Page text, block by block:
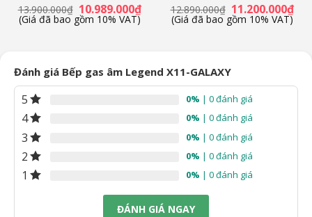
13.900.000₫ Giá
gốc
là:
10.989.000₫Giá
(Giá đã bao gồm 10% VAT)
12.890.000₫ Giá
gốc
là:
11.200.000₫Giá
(Giá đã bao gồm 10% VAT)
Đánh giá Bếp gas âm Legend X11-GALAXY
5 0% | 0 đánh giá
4 0% | 0 đánh giá
3 0% | 0 đánh giá
2 0% | 0 đánh giá
1 0% | 0 đánh giá
ĐÁNH GIÁ NGAY